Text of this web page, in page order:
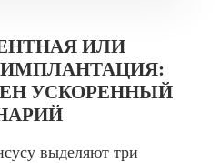
ИЛИ
УСКОРЕННЫЙ
выделяют три